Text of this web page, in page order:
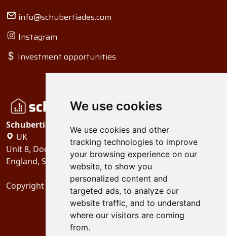
We use cookies
We use cookies and other
tracking technologies to improve
your browsing experience on our
website, to show you
personalized content and
targeted ads, to analyze our
website traffic, and to understand
where our visitors are coming
from.
info@schubertiades.com
Instagram
Investment opportunities
Schubertiades, Ltd.
UK
Unit 8, Dock Offices, Surrey Quays Road, London
England, SE16 2XU
Copyright 2024 Schubertiades, Ltd.